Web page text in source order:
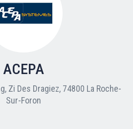
ACEPA
Zi Des Dragiez, 74800 La Roche-
Sur-Foron